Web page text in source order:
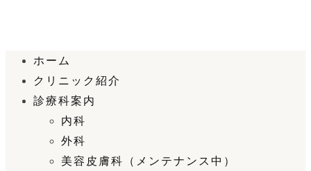
ホーム
クリニック紹介
診療科案内
内科
外科
美容皮膚科（メンテナンス中）